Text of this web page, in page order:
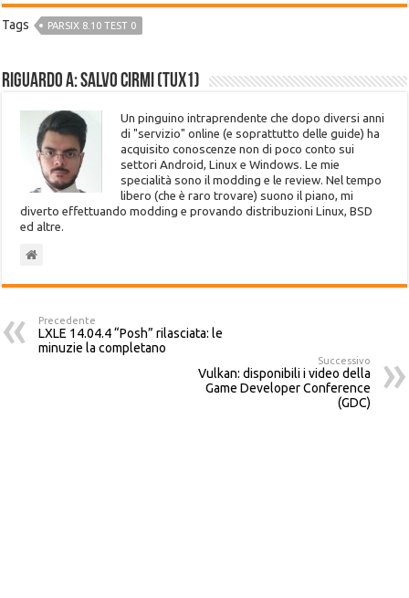
Tags PARSIX 8.10 TEST 0
Riguardo a: Salvo Cirmi (Tux1)
Un pinguino intraprendente che dopo diversi anni
di "servizio" online (e soprattutto delle guide) ha
acquisito conoscenze non di poco conto sui
settori Android, Linux e Windows. Le mie
specialità sono il modding e le review. Nel tempo
libero (che è raro trovare) suono il piano, mi
diverto effettuando modding e provando distribuzioni Linux, BSD
ed altre.
Precedente
LXLE 14.04.4 “Posh” rilasciata: le
minuzie la completano
Successivo
Vulkan: disponibili i video della
Game Developer Conference
(GDC)